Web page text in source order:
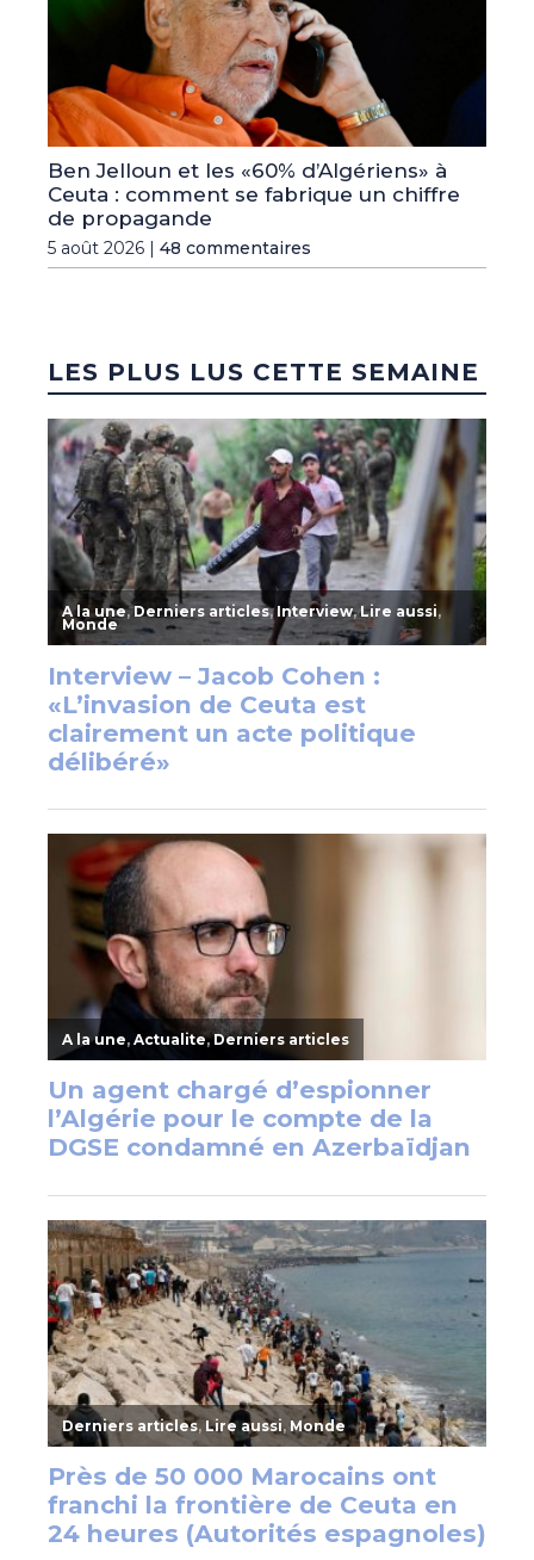
Ben Jelloun et les «60% d’Algériens» à
Ceuta : comment se fabrique un chiffre
de propagande
5 août 2026 | 48 commentaires
LES PLUS LUS CETTE SEMAINE